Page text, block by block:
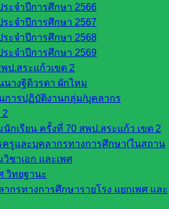
ะจำปีการศึกษา 2566
ะจำปีการศึกษา 2567
ะจำปีการศึกษา 2568
ะจำปีการศึกษา 2569
ป.สระแก้วเขต 2
างฐิติวรดา ผักไหม
การปฏิบัติงานกลุ่ม/บุคลากร
2
กเรียน ครั้งที่ 70 สพป.สระแก้ว เขต 2
รูและบุคลากรทางการศึกษา(ในสถาน
ชาเอก และเพศ
วิทยฐานะ
กรทางการศึกษารายโรง แยกเพศ และ